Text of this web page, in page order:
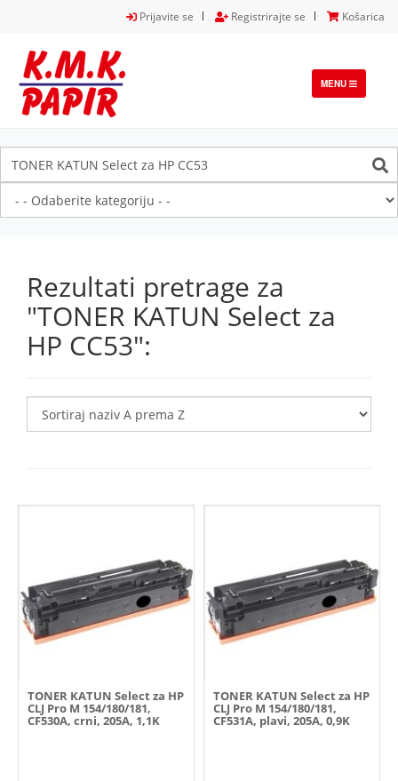
Prijavite se Registrirajte se Košarica
TOGGLE
NAVIGATION
MENU
Rezultati pretrage za
"TONER KATUN Select za
HP CC53":
TONER KATUN Select za HP
CLJ Pro M 154/180/181,
CF530A, crni, 205A, 1,1K
TONER KATUN Select za HP
CLJ Pro M 154/180/181,
CF531A, plavi, 205A, 0,9K